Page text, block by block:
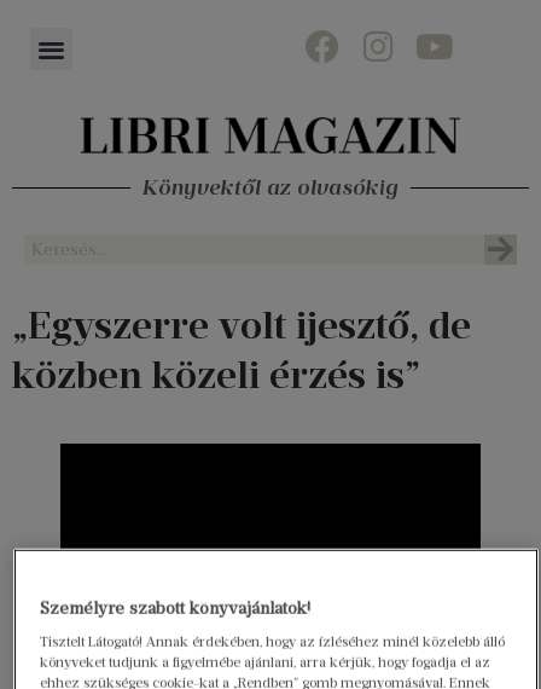
Könyvektől az olvasókig
„Egyszerre volt ijesztő, de
közben közeli érzés is”
Személyre szabott könyvajánlatok!
Tisztelt Látogató! Annak érdekében, hogy az ízléséhez minél közelebb álló
könyveket tudjunk a figyelmébe ajánlani, arra kérjük, hogy fogadja el az
ehhez szükséges cookie-kat a „Rendben” gomb megnyomásával. Ennek